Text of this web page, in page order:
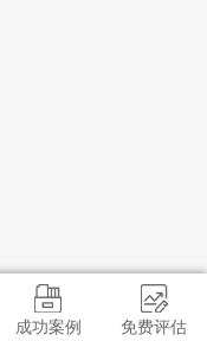
成功案例 免费评估